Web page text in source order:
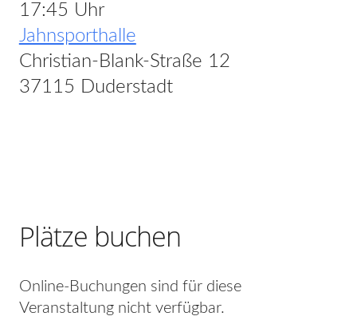
17:45 Uhr
Jahnsporthalle
Christian-Blank-Straße 12
37115 Duderstadt
Plätze buchen
Online-Buchungen sind für diese
Veranstaltung nicht verfügbar.